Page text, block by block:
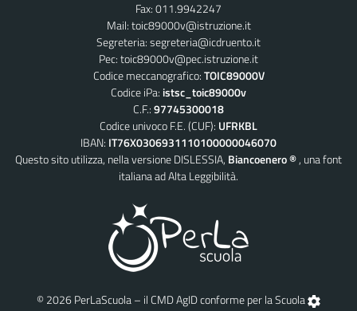
Fax: 011.9942247
Mail:toic89000v@istruzione.it
Segreteria:segreteria@icdruento.it
Pec:toic89000v@pec.istruzione.it
Codice meccanografico:TOIC89000V
Codice iPa: istsc_toic89000v
C.F.:97745300018
Codice univoco F.E. (CUF): UFRKBL
IBAN: IT76X0306931110100000046070
Questo sito utilizza, nella versione DISLESSIA, Biancoenero ®, una font
italiana ad Alta Leggibilità.
© 2026 PerLaScuola – il CMD AgID conforme per la Scuola